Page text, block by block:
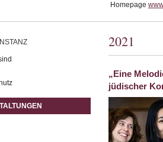
Homepage
2021
„Eine
jüdischer